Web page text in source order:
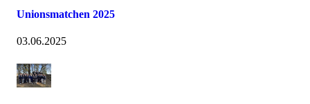
Unionsmatchen 2025
03.06.2025